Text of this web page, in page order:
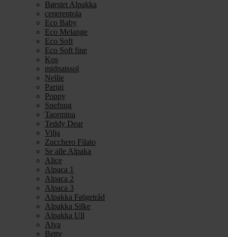
Børstet Alpakka
cenerentola
Eco Baby
Eco Melange
Eco Soft
Eco Soft fine
Kos
midnatssol
Nellie
Parigi
Poppy
Snefnug
Taormina
Teddy Dear
Vilja
Zucchero Filato
Se alle Alpaka
Alice
Alpaca 1
Alpaca 2
Alpaca 3
Alpakka Følgetråd
Alpakka Silke
Alpakka Ull
Alva
Betty